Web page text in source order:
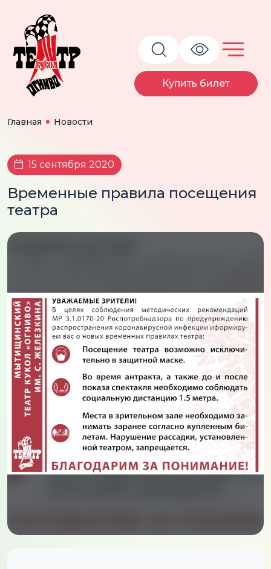
Купить билет
Главная Новости
15 сентября 2020
Временные правила посещения
театра